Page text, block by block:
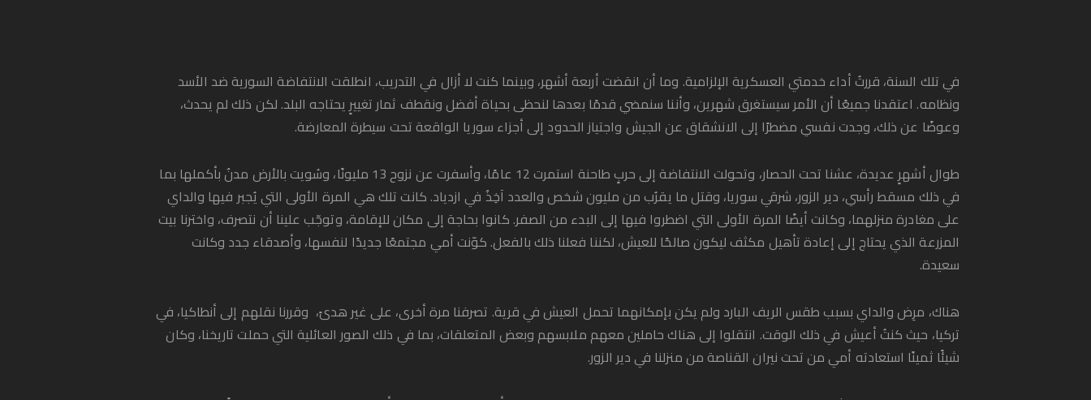
في تلك السنة، قررتُ أداء خدمتي العسكرية الإلزامية. وما أن انقضت أربعة أشهر، وبينما كنت لا أزال في التدريب، انطلقت الانتفاضة السورية ضد الأسد
ونظامه. اعتقدنا جميعًا أن الأمر سيستغرق شهرين، وأننا سنمضي قدمًا بعدها لنحظى بحياة أفضل ونقطف ثمار تغييرٍ يحتاجه البلد. لكن ذلك لم يحدث،
وعوضًا عن ذلك، وجدت نفسي مضطرًا إلى الانشقاق عن الجيش واجتياز الحدود إلى أجزاء سوريا الواقعة تحت سيطرة المعارضة.
طوال أشهرٍ عديدة، عشنا تحت الحصار، وتحولت الانتفاضة إلى حربٍ طاحنة استمرت 12 عامًا، وأسفرت عن نزوح 13 مليونًا، وسُويت بالأرض مدنٌ بأكملها بما
في ذلك مسقط رأسي، دير الزور، شرقي سوريا، وقتل ما يقرُب من مليون شخص والعدد آخِذٌ في ازدياد. كانت تلك هي المرة الأولى التي يُجبر فيها والداي
على مغادرة منزلهما، وكانت أيضًا المرة الأولى التي اضطروا فيها إلى البدء من الصفر. كانوا بحاجة إلى مكان للإقامة، وتوجّب علينا أن نتصرف، واخترنا بيت
المزرعة الذي يحتاج إلى إعادة تأهيل مكثف ليكون صالحًا للعيش، لكننا فعلنا ذلك بالفعل. كوّنت أمي مجتمعًا جديدًا لنفسها، وأصدقاء جدد وكانت
سعيدة.
هناك، مرِض والداي بسبب طقس الريف البارد ولم يكن بإمكانهما تحمل العيش في قرية. تصرفنا مرة أخرى، على غير هدىً، وقررنا نقلهم إلى أنطاكيا، في
تركيا، حيث كنتُ أعيش في ذلك الوقت. انتقلوا إلى هناك حاملين معهم ملابسهم وبعض المتعلقات، بما في ذلك الصور العائلية التي حملت تاريخنا، وكان
شيئًا ثمينًا استعادته أمي من تحت نيران القناصة من منزلنا في دير الزور.